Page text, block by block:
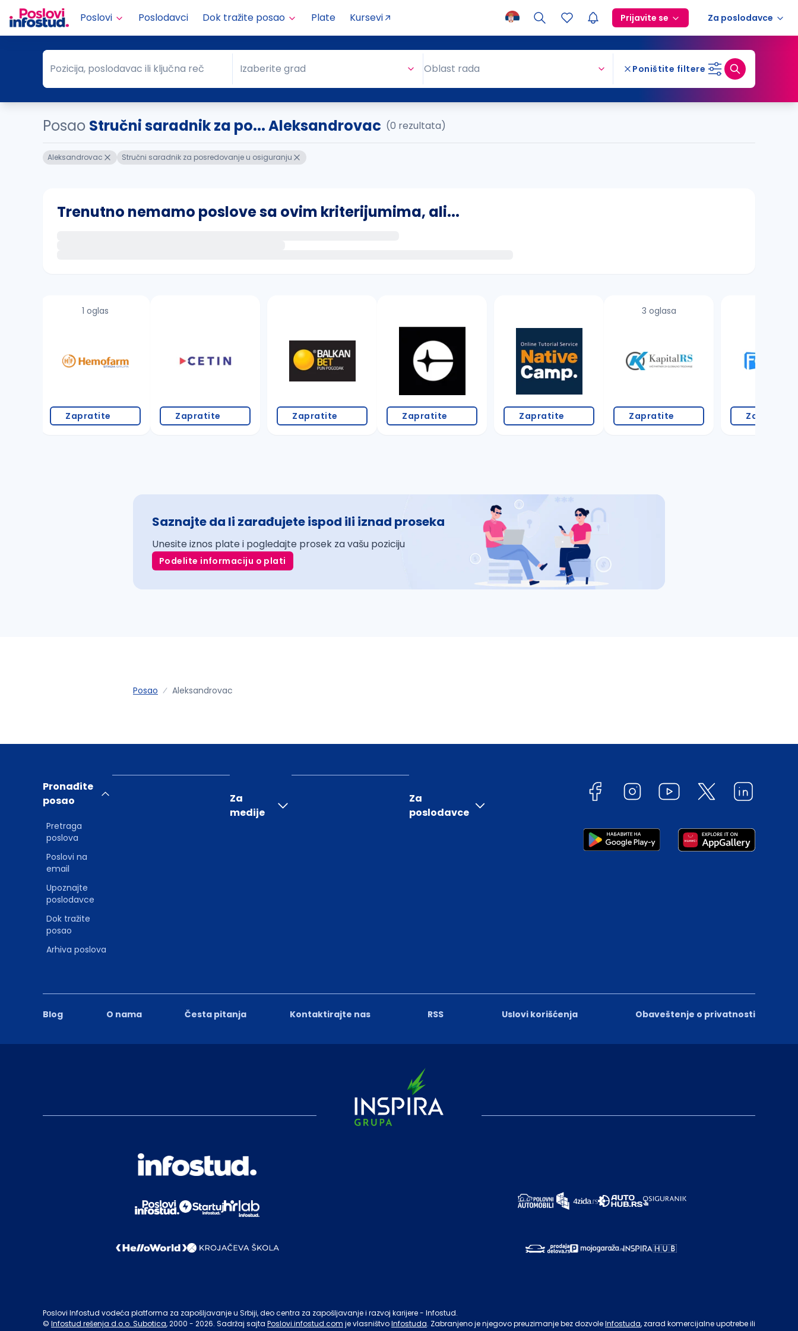
Poslovi Poslodavci Dok tražite posao Plate Kursevi Prijavite se Za poslodavce
Pozicija, poslodavac ili ključna reč
Pozicija, poslodavac ili ključna reč Grad
Izaberite grad Oblast rada Poništite filtere
Posao Stručni saradnik za po... Aleksandrovac (0 rezultata)
Aleksandrovac Stručni saradnik za posredovanje u osiguranju
Trenutno nemamo poslove sa ovim kriterijumima, ali...
proverite pravopisne greške (koristite č, ć, š, đ, ž, dž)
1 oglas
Zapratite Zapratite Zapratite Zapratite Zapratite
3 oglasa
Zapratite Zapratite
Saznajte da li zarađujete ispod ili iznad proseka
Unesite iznos plate i pogledajte prosek za vašu poziciju
Podelite informaciju o plati
Posao Aleksandrovac
Blog O nama Česta pitanja Kontaktirajte nas RSS Uslovi korišćenja Obaveštenje o privatnosti
Pronađite
posao
Pretraga
poslova
Poslovi na
email
Upoznajte
poslodavce
Dok tražite
posao
Arhiva poslova
Za
medije
Za
poslodavce
Poslovi Infostud vodeća platforma za zapošljavanje u Srbiji, deo centra za zapošljavanje i razvoj karijere - Infostud.
© Infostud rešenja d.o.o. Subotica, 2000 - 2026. Sadržaj sajta Poslovi.infostud.com je vlasništvoInfostuda. Zabranjeno je njegovo preuzimanje bez dozvoleInfostuda, zarad komercijalne upotrebe ili